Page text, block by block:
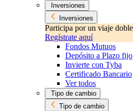
Inversiones
Inversiones
Participa por un viaje
Regístrate aquí
Fondos Mutuos
Depósito a Plazo fijo
Invierte con Tyba
Certificado Bancario
Ver todos
Tipo de cambio
Tipo de cambio